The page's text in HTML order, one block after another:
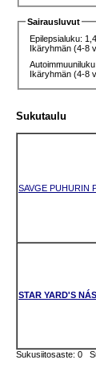
Sairausluvut
Epilepsialuku:
Ikäryhmän (4-8
Ikäryhmän (4-8
Sukutaulu
SAVGE PUHURIN
STAR YARD'S
Sukusiitosaste: 0